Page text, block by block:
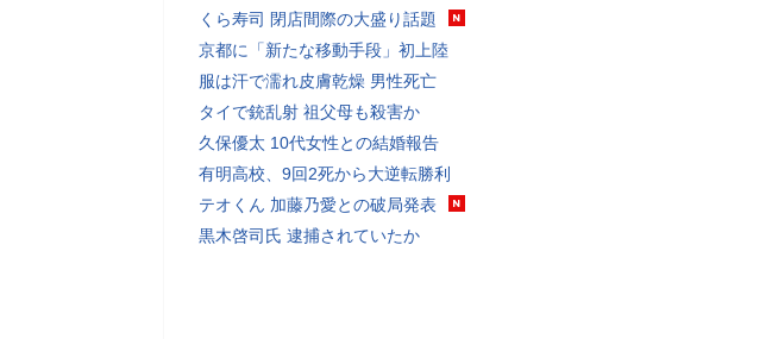
くら寿司 閉店間際の大盛り話題
京都に「新たな移動手段」初上陸
服は汗で濡れ皮膚乾燥 男性死亡
タイで銃乱射 祖父母も殺害か
久保優太 10代女性との結婚報告
有明高校、9回2死から大逆転勝利
テオくん 加藤乃愛との破局発表
黒木啓司氏 逮捕されていたか